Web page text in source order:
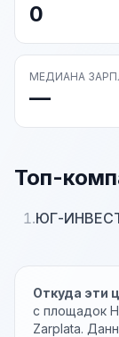
0
МЕДИАНА
—
Топ-
1.ЮГ-
Откуда эти
с площадок
Zarplata.